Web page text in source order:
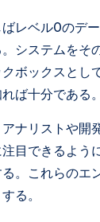
レベル0のデ
システムをそ
ボックスとし
ば十分である。
ナリストや
目できるよ
。これらの
る。